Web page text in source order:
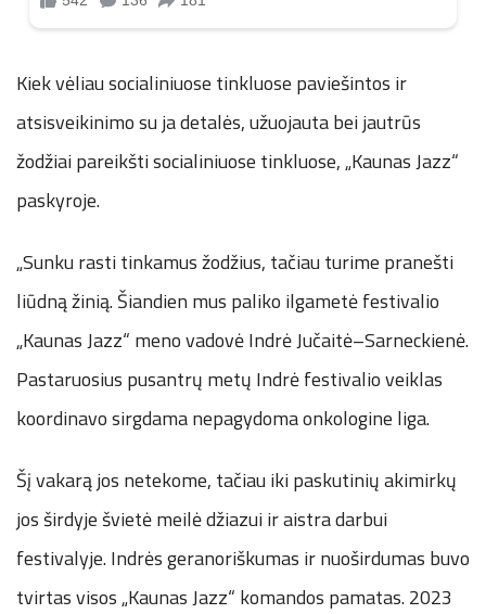
Kiek vėliau socialiniuose tinkluose paviešintos ir
atsisveikinimo su ja detalės, užuojauta bei jautrūs
žodžiai pareikšti socialiniuose tinkluose, „Kaunas Jazz“
paskyroje.
„Sunku rasti tinkamus žodžius, tačiau turime pranešti
liūdną žinią. Šiandien mus paliko ilgametė festivalio
„Kaunas Jazz“ meno vadovė Indrė Jučaitė–Sarneckienė.
Pastaruosius pusantrų metų Indrė festivalio veiklas
koordinavo sirgdama nepagydoma onkologine liga.
Šį vakarą jos netekome, tačiau iki paskutinių akimirkų
jos širdyje švietė meilė džiazui ir aistra darbui
festivalyje. Indrės geranoriškumas ir nuoširdumas buvo
tvirtas visos „Kaunas Jazz“ komandos pamatas. 2023